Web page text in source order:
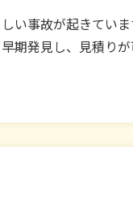
い事故が起きてい
期発見し、見積りが